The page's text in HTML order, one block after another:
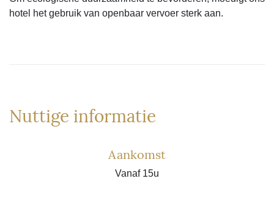
hotel het gebruik van openbaar vervoer sterk aan.
Nuttige informatie
Aankomst
Vanaf 15u